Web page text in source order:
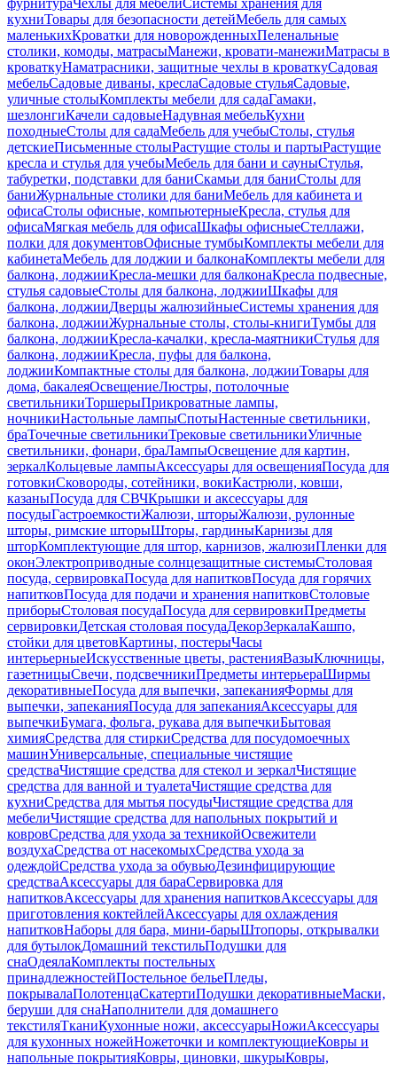
фурнитураЧехлы для мебелиСистемы хранения для
кухниТовары для безопасности детейМебель для самых
маленькихКроватки для новорожденныхПеленальные
столики, комоды, матрасыМанежи, кровати-манежиМатрасы в
кроваткуНаматрасники, защитные чехлы в кроваткуСадовая
мебельСадовые диваны, креслаСадовые стульяСадовые,
уличные столыКомплекты мебели для садаГамаки,
шезлонгиКачели садовыеНадувная мебельКухни
походныеСтолы для садаМебель для учебыСтолы, стулья
детскиеПисьменные столыРастущие столы и партыРастущие
кресла и стулья для учебыМебель для бани и сауныСтулья,
табуретки, подставки для баниСкамьи для баниСтолы для
баниЖурнальные столики для баниМебель для кабинета и
офисаСтолы офисные, компьютерныеКресла, стулья для
офисаМягкая мебель для офисаШкафы офисныеСтеллажи,
полки для документовОфисные тумбыКомплекты мебели для
кабинетаМебель для лоджии и балконаКомплекты мебели для
балкона, лоджииКресла-мешки для балконаКресла подвесные,
стулья садовыеСтолы для балкона, лоджииШкафы для
балкона, лоджииДверцы жалюзийныеСистемы хранения для
балкона, лоджииЖурнальные столы, столы-книгиТумбы для
балкона, лоджииКресла-качалки, кресла-маятникиСтулья для
балкона, лоджииКресла, пуфы для балкона,
лоджииКомпактные столы для балкона, лоджииТовары для
дома, бакалеяОсвещениеЛюстры, потолочные
светильникиТоршерыПрикроватные лампы,
ночникиНастольные лампыСпотыНастенные светильники,
браТочечные светильникиТрековые светильникиУличные
светильники, фонари, браЛампыОсвещение для картин,
зеркалКольцевые лампыАксессуары для освещенияПосуда для
готовкиСковороды, сотейники, вокиКастрюли, ковши,
казаныПосуда для СВЧКрышки и аксессуары для
посудыГастроемкостиЖалюзи, шторыЖалюзи, рулонные
шторы, римские шторыШторы, гардиныКарнизы для
шторКомплектующие для штор, карнизов, жалюзиПленки для
оконЭлектроприводные солнцезащитные системыСтоловая
посуда, сервировкаПосуда для напитковПосуда для горячих
напитковПосуда для подачи и хранения напитковСтоловые
приборыСтоловая посудаПосуда для сервировкиПредметы
сервировкиДетская столовая посудаДекорЗеркалаКашпо,
стойки для цветовКартины, постерыЧасы
интерьерныеИскусственные цветы, растенияВазыКлючницы,
газетницыСвечи, подсвечникиПредметы интерьераШирмы
декоративныеПосуда для выпечки, запеканияФормы для
выпечки, запеканияПосуда для запеканияАксессуары для
выпечкиБумага, фольга, рукава для выпечкиБытовая
химияСредства для стиркиСредства для посудомоечных
машинУниверсальные, специальные чистящие
средстваЧистящие средства для стекол и зеркалЧистящие
средства для ванной и туалетаЧистящие средства для
кухниСредства для мытья посудыЧистящие средства для
мебелиЧистящие средства для напольных покрытий и
ковровСредства для ухода за техникойОсвежители
воздухаСредства от насекомыхСредства ухода за
одеждойСредства ухода за обувьюДезинфицирующие
средстваАксессуары для бараСервировка для
напитковАксессуары для хранения напитковАксессуары для
приготовления коктейлейАксессуары для охлаждения
напитковНаборы для бара, мини-барыШтопоры, открывалки
для бутылокДомашний текстильПодушки для
снаОдеялаКомплекты постельных
принадлежностейПостельное бельеПледы,
покрывалаПолотенцаСкатертиПодушки декоративныеМаски,
беруши для снаНаполнители для домашнего
текстиляТканиКухонные ножи, аксессуарыНожиАксессуары
для кухонных ножейНожеточки и комплектующиеКовры и
напольные покрытияКовры, циновки, шкурыКовры,